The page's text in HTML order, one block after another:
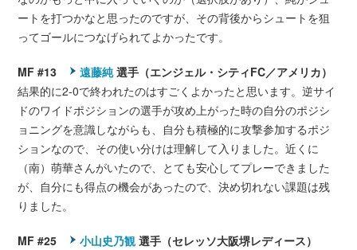
ートを打つかなと思ったのですが、その背後からシュートを狙
ってゴールにつなげられてよかったです。
MF #13 遠藤純選手（エンジェル・シティFC／アメリカ）
結果的に2-0で終われたのはすごくよかったと思います。逆サイ
ドのワイドポジションの選手が攻め上がった時の自分のポジシ
ョニングを意識しながらも、自分も積極的に攻撃参加するポジ
ションなので、その使い分けは理解して入りました。近くに
（南）萌華さんがいたので、とても安心してプレーできました
が、自分にも得点の機会があったので、決め切れない課題は残
りました。
MF #25 小山史乃観 選手（セレッソ大阪堺レディース）